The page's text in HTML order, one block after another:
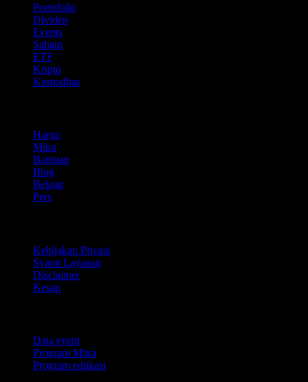
Portofolio
Dividen
Events
Saham
ETF
Kripto
Komoditas
Harga
Mitra
Bantuan
Blog
Belajar
Pers
Kebijakan Privasi
Syarat Layanan
Disclaimer
Kesan
Data event
Program Mitra
Program edukasi